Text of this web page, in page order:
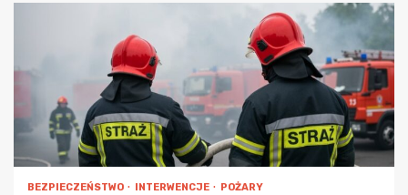
BEZPIECZEŃSTWO INTERWENCJE POŻARY